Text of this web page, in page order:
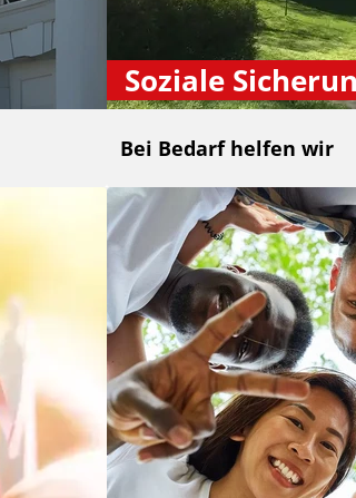
Soziale
Bei Bedarf helfen wir